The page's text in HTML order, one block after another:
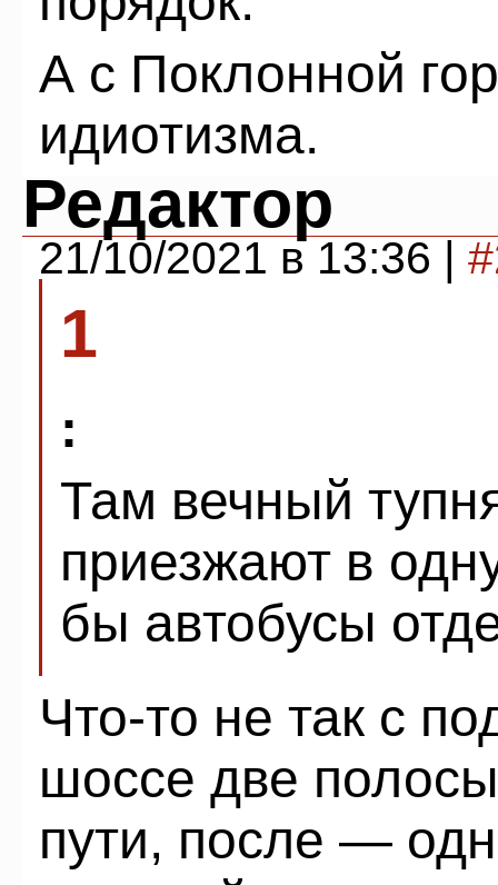
А с Поклонной
идиотизма.
Редактор
21/10/2021 в 13:36 |
1
:
Там вечный
приезжают в
бы автобусы
Что-то не так с
шоссе две
пути, после —